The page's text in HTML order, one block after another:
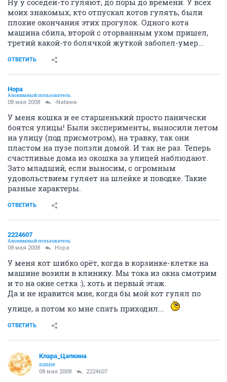
Ну у соседей-то гуляют, до поры до времени. У всех
моих знакомых, кто отпускал котов гулять, были
плохие окончания этих прогулок. Одного кота
машина сбила, второй с оторванным ухом пришел,
третий какой-то болячкой жуткой заболел-умер...
ОТВЕТИТЬ
Нора
Анонимный пользователь
08 мая 2008 -Natawa-
У меня кошка и ее старшенький просто панически
боятся улицы! Были эксперименты, выносили летом
на улицу (под присмотром), на травку, так они
пластом на пузе ползли домой. И так не раз. Теперь
счастливые дома из окошка за улицей наблюдают.
Зато младший, если выносим, с огромным
удовольствием гуляет на шлейке и поводке. Такие
разные характеры.
ОТВЕТИТЬ
2224607
Анонимный пользователь
08 мая 2008 Нора
У меня кот шибко орёт, когда в корзинке-клетке на
машине возили в клинику. Мы тока из окна смотрим
и то на окне сетка :), хоть и первый этаж.
Да и не нравится мне, когда бы мой кот гулял по
улице, а потом ко мне спать приходил...
ОТВЕТИТЬ
Клара_Цапкина
sonne
08 мая 2008 2224607